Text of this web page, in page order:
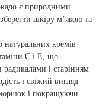
є природними
шкіру м’якою та
натуральних кремів
C і E, що
і старінням
і свіжий вигляд
і покращуючи